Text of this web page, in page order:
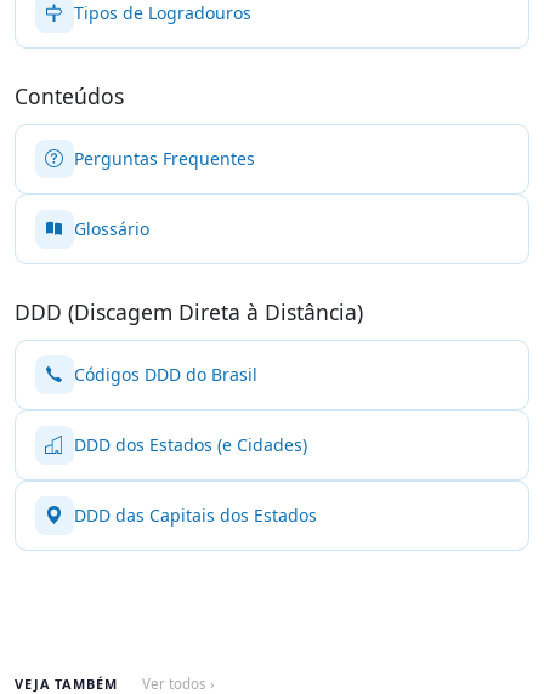
Tipos de Logradouros
Conteúdos
Perguntas Frequentes
Glossário
DDD (Discagem Direta à Distância)
Códigos DDD do Brasil
DDD dos Estados (e Cidades)
DDD das Capitais dos Estados
VEJA TAMBÉM Ver todos ›